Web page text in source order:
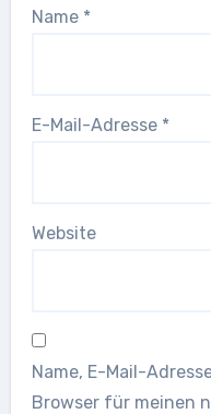
Name *
E-Mail-Adresse *
Website
Name, E-Mail-
Browser für meinen